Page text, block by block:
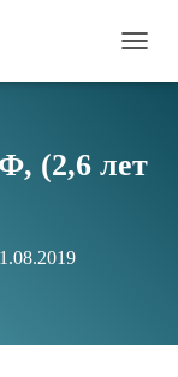
е
л
(2,6 лет